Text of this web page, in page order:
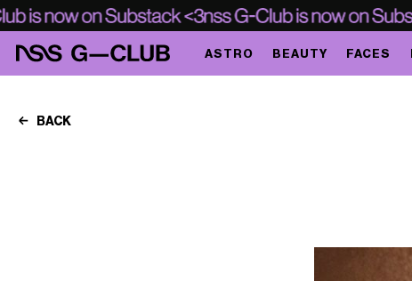
ASTRO BEAUTY FACES
BACK